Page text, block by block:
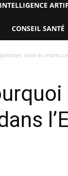
INTELLIGENCE
CONSEIL SANTÉ
sont-ils morts